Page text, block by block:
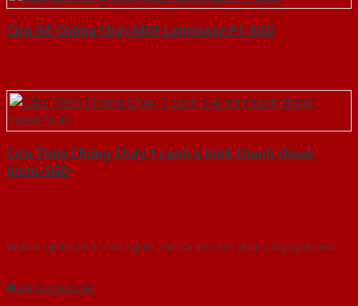
Cửa Gỗ Chống Cháy MDF Laminate P1-SGD
Cửa Thép Chống Cháy 1 canh o kinh thanh thoat
hiem-SGD
Với kinh nghiệm nhiêu năm nghiên cứu cửa theo tiêu chuẩn công nghệ Châu
Gửi yêu cầu tư vấn